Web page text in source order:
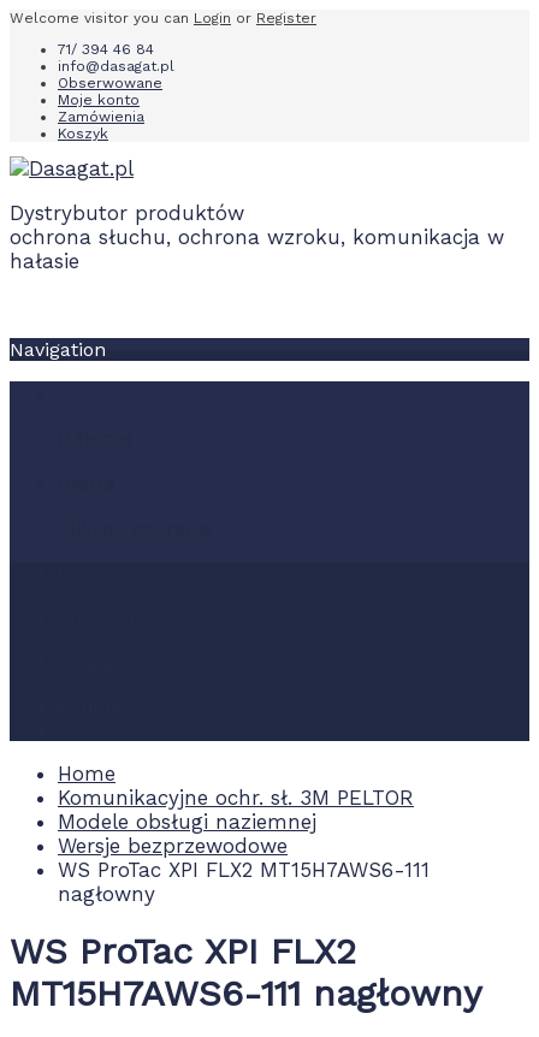
Welcome visitor you can Login or Register
71/ 394 46 84
info@dasagat.pl
Obserwowane
Moje konto
Zamówienia
Koszyk
Dystrybutor produktów
ochrona słuchu, ochrona wzroku, komunikacja w
hałasie
Navigation
Home
Komunikacyjne ochr. sł. 3M PELTOR
Modele obsługi naziemnej
Wersje bezprzewodowe
WS ProTac XPI FLX2 MT15H7AWS6-111
nagłowny
WS ProTac XPI FLX2
MT15H7AWS6-111 nagłowny